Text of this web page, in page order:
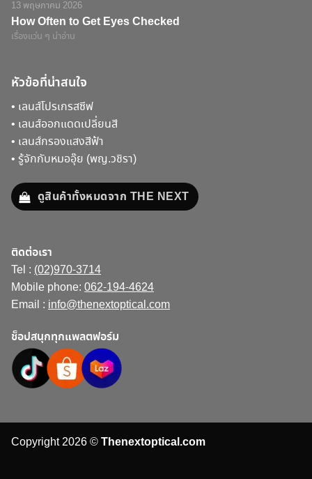
13 พฤษภาคม 2026
How Often to Get Eyes Checked
เรื่องแว่น ๆ น่าอ่าน
หัวข้อที่น่าสนใจ
• เลนส์โปรเกรสซีฟ
• เลนส์ออกแดดเปลี่ยนสี
• เลนส์กรองแสงสีฟ้า
• รู้จักกับหมออุ๊ย (พญ.วชิรา)
ดูสินค้าทั้งหมดจาก THE NEXT
ติดต่อเรา
Tel : (02)970-3714
Mobile phone: 062-194-4624
Email : info@thenextoptical.com
ช็อปสนุกทุกแพลตฟอร์ม
Copyright 2026 ©Thenextoptical.com